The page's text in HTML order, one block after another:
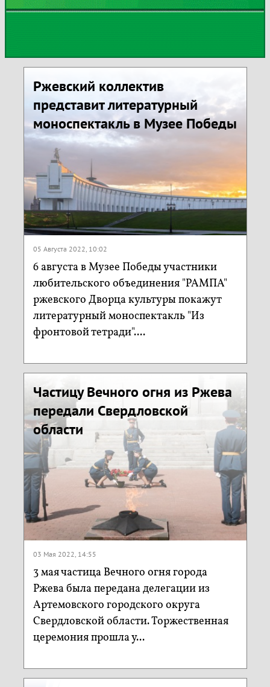
Ржевский коллектив
представит литературный
моноспектакль в Музее Победы
05 Августа 2022, 10:02
6 августа в Музее Победы участники
любительского объединения "РАМПА"
ржевского Дворца культуры покажут
литературный моноспектакль "Из
фронтовой тетради"....
Частицу Вечного огня из Ржева
передали Свердловской
области
03 Мая 2022, 14:55
3 мая частица Вечного огня города
Ржева была передана делегации из
Артемовского городского округа
Свердловской области. Торжественная
церемония прошла у...